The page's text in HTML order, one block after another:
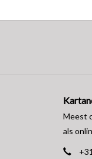
Meest
als